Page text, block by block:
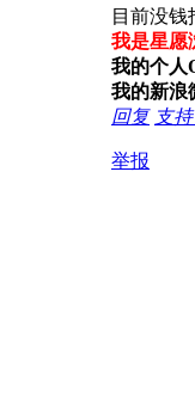
目前没钱
我是星愿
我的个人
我的新浪
回复 支
举报